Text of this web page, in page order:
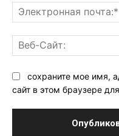
сохраните мое имя,
сайт в этом браузере